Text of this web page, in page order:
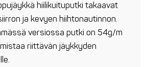
hiilikuituputki takaavat
ja kevyen hiihtonautinnon.
versiossa putki on 54g/m
riittävän jäykkyden